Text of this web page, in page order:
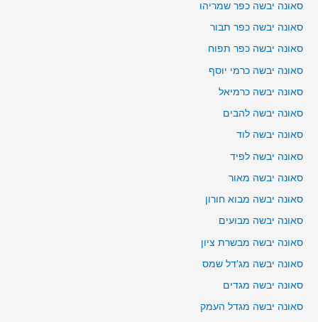
סאונה יבשה כפר שמריהו
סאונה יבשה כפר תבור
סאונה יבשה כפר תפוח
סאונה יבשה כרמי יוסף
סאונה יבשה כרמיאל
סאונה יבשה להבים
סאונה יבשה לוד
סאונה יבשה לפיד
סאונה יבשה מאור
סאונה יבשה מבוא חורון
סאונה יבשה מבועים
סאונה יבשה מבשרת ציון
סאונה יבשה מג'דל שמס
סאונה יבשה מגדים
סאונה יבשה מגדל העמק